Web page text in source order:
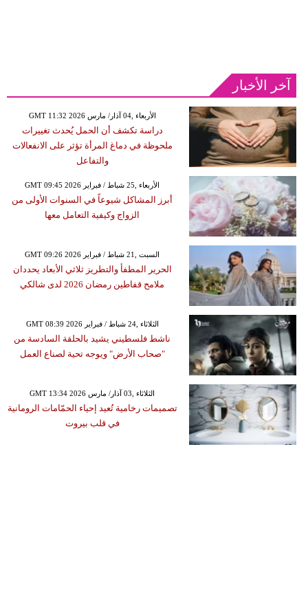
آخر الأخبار
GMT 11:32 2026 الأربعاء ,04 آذار/ مارس
دراسة تكشف أن الحمل يُحدث تغييرات
ملحوظة في دماغ المرأة تؤثر على الانفعالات
والتفاعل
GMT 09:45 2026 الأربعاء ,25 شباط / فبراير
أبرز المشاكل شيوعاً في السنوات الأولى من
الزواج وكيفية التعامل معها
GMT 09:26 2026 السبت ,21 شباط / فبراير
الحرير المطفأ والتطريز ثلاثي الأبعاد يحددان
ملامح قفاطين رمضان 2026 لدى شالكي
GMT 08:39 2026 الثلاثاء ,24 شباط / فبراير
ناشط فلسطيني يشيد بالحلقة السادسة من
"صحاب الأرض" ويوجه تحية لصناع العمل
GMT 13:34 2026 الثلاثاء ,03 آذار/ مارس
تصميمات رخامية تُعيد إحياء الحمّامات الرومانية
في قلب بيروت